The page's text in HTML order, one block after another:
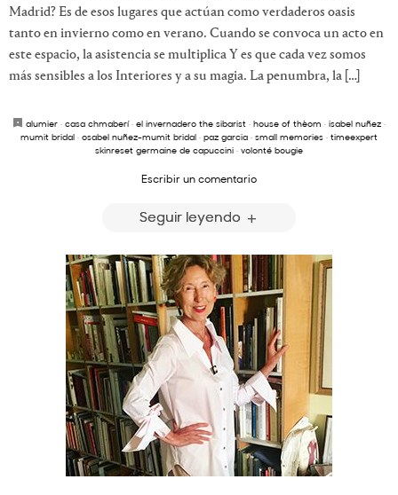
Madrid? Es de esos lugares que actúan como verdaderos oasis
tanto en invierno como en verano. Cuando se convoca un acto en
este espacio, la asistencia se multiplica Y es que cada vez somos
más sensibles a los Interiores y a su magia. La penumbra, la […]
alumier · casa chmaberí· el invernadero the sibarist · house of thèom · isabel nuñez ·
mumit bridal · osabel nuñez-mumit bridal · paz garcia · small memories · timeexpert
skinreset germaine de capuccini · volonté bougie
Escribir un comentario
Seguir leyendo